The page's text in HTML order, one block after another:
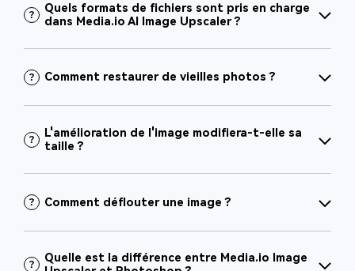
Quels formats de fichiers sont pris en charge
dans Media.io AI Image Upscaler ?
Comment restaurer de vieilles photos ?
L'amélioration de l'image modifiera-t-elle sa
taille ?
Comment déflouter une image ?
Quelle est la différence entre Media.io Image